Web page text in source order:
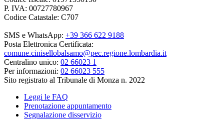
P. IVA: 00727780967
Codice Catastale: C707
SMS e WhatsApp: +39 366 622 9188
Posta Elettronica Certificata:
comune.cinisellobalsamo@pec.regione.lombardia.it
Centralino unico: 02 66023 1
Per informazioni: 02 66023 555
Sito registrato al Tribunale di Monza n. 2022
Leggi le FAQ
Prenotazione appuntamento
Segnalazione disservizio